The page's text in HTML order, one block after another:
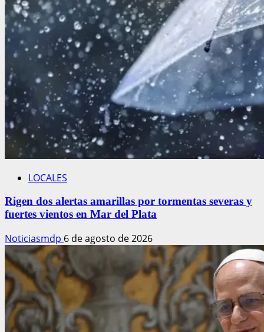
LOCALES
Rigen dos alertas amarillas por tormentas severas y
fuertes vientos en Mar del Plata
Noticiasmdp 6 de agosto de 2026